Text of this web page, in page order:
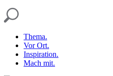
Thema.
Vor Ort.
Inspiration.
Mach mit.